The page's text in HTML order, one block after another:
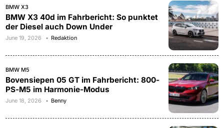
BMW X3
BMW X3 40d im Fahrbericht: So punktet
der Diesel auch Down Under
June 19, 2026 Redaktion
BMW M5
Bovensiepen 05 GT im Fahrbericht: 800-
PS-M5 im Harmonie-Modus
June 18, 2026 Benny